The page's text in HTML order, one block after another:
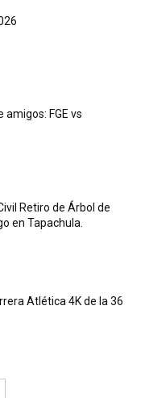
FGE vs
Retiro de Árbol de
en Tapachula.
Atlética 4K de la 36